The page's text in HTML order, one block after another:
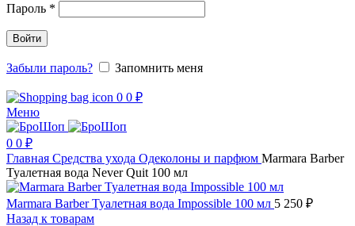
Пароль *
Войти
Забыли пароль? Запомнить меня
0 0 ₽
Меню
0 0 ₽
Главная Средства ухода Одеколоны и парфюм Marmara Barber
Туалетная вода Never Quit 100 мл
Marmara Barber Туалетная вода Impossible 100 мл 5 250 ₽
Назад к товарам